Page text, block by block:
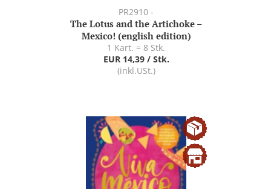
PR2910 -
The Lotus and the Artichoke –
Mexico! (english edition)
1 Kart. = 8 Stk.
EUR 14,39 / Stk.
(inkl.USt.)